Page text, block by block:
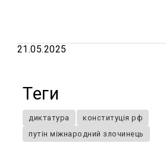
21.05.2025
Теги
диктатура
конституція рф
путін міжнародний злочинець